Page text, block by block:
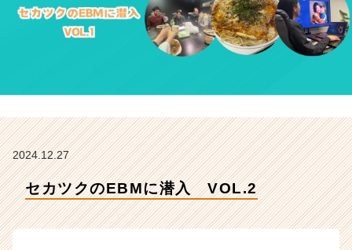
セ
タ
|
2024.12.27
セカツクのEBMに潜入 VOL.2